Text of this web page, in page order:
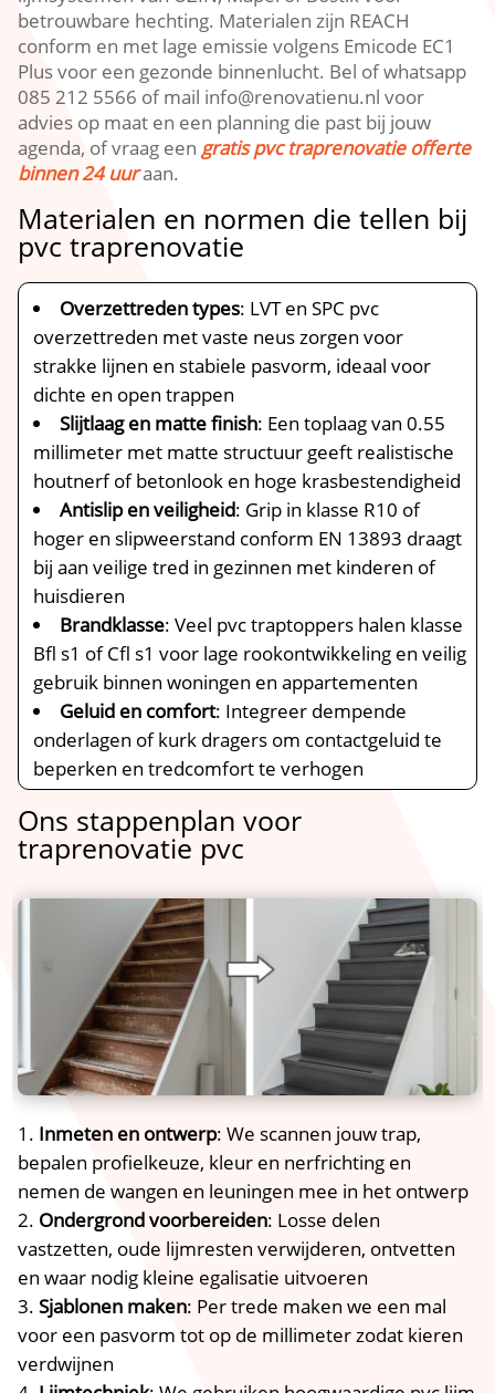
betrouwbare hechting.​ Materialen zijn REACH
conform en met lage emissie volgens Emicode EC1
Plus voor een gezonde binnenlucht.​ Bel of whatsapp
085 212 5566 of mail info@renovatienu.​nl voor
advies op maat en een planning die past bij jouw
agenda, of vraag eengratis pvc traprenovatie offerte
binnen 24 uuraan.​
Materialen en normen die tellen bij
pvc traprenovatie
Overzettreden types: LVT en SPC pvc
overzettreden met vaste neus zorgen voor
strakke lijnen en stabiele pasvorm, ideaal voor
dichte en open trappen
Slijtlaag en matte finish: Een toplaag van 0.​55
millimeter met matte structuur geeft realistische
houtnerf of betonlook en hoge krasbestendigheid
Antislip en veiligheid: Grip in klasse R10 of
hoger en slipweerstand conform EN 13893 draagt
bij aan veilige tred in gezinnen met kinderen of
huisdieren
Brandklasse: Veel pvc traptoppers halen klasse
Bfl s1 of Cfl s1 voor lage rookontwikkeling en veilig
gebruik binnen woningen en appartementen
Geluid en comfort: Integreer dempende
onderlagen of kurk dragers om contactgeluid te
beperken en tredcomfort te verhogen
Ons stappenplan voor
traprenovatie pvc
Inmeten en ontwerp: We scannen jouw trap,
bepalen profielkeuze, kleur en nerfrichting en
nemen de wangen en leuningen mee in het ontwerp
Ondergrond voorbereiden: Losse delen
vastzetten, oude lijmresten verwijderen, ontvetten
en waar nodig kleine egalisatie uitvoeren
Sjablonen maken: Per trede maken we een mal
voor een pasvorm tot op de millimeter zodat kieren
verdwijnen